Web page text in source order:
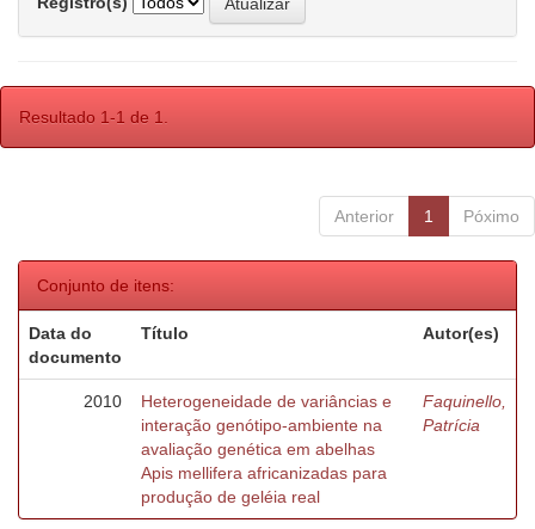
Resultado 1-1 de 1.
Anterior 1 Póximo
Conjunto de itens:
Data do
documento
Título Autor(es)
2010
Heterogeneidade de variâncias e
interação genótipo-ambiente na
avaliação genética em abelhas
Apis mellifera africanizadas para
produção de geléia real
Faquinello,
Patrícia